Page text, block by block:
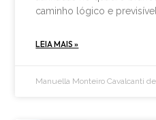
caminho lógico e
LEIA MAIS »
Manuella Monteiro Cavalcanti